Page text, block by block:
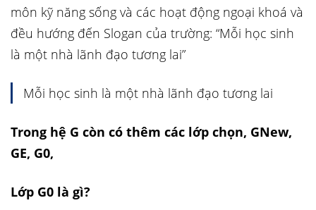
môn kỹ năng sống và các hoạt động ngoại khoá và
đều hướng đến Slogan của trường: “Mỗi học sinh
là một nhà lãnh đạo tương lai”
Mỗi học sinh là một nhà lãnh đạo tương lai
Trong hệ G còn có thêm các lớp chọn, GNew,
GE, G0,
Lớp G0 là gì?